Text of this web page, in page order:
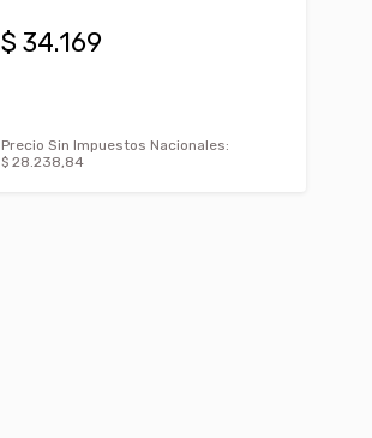
$ 34.169
Precio Sin Impuestos Nacionales:
$ 28.238,84